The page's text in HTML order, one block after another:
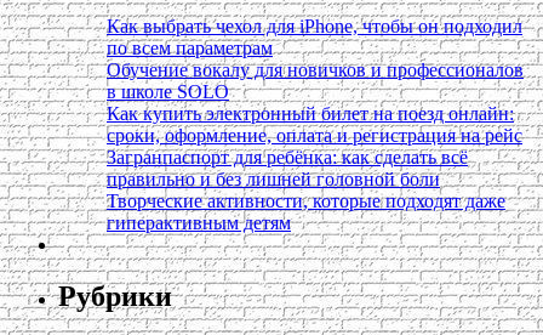
Как выбрать чехол для iPhone, чтобы он подходил
по всем параметрам
Обучение вокалу для новичков и профессионалов
в школе SOLO
Как купить электронный билет на поезд онлайн:
сроки, оформление, оплата и регистрация на рейс
Загранпаспорт для ребёнка: как сделать всё
правильно и без лишней головной боли
Творческие активности, которые подходят даже
гиперактивным детям
Рубрики